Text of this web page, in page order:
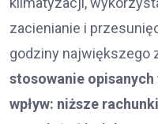
zacienianie i
godziny największego
stosowanie
wpływ: niższe